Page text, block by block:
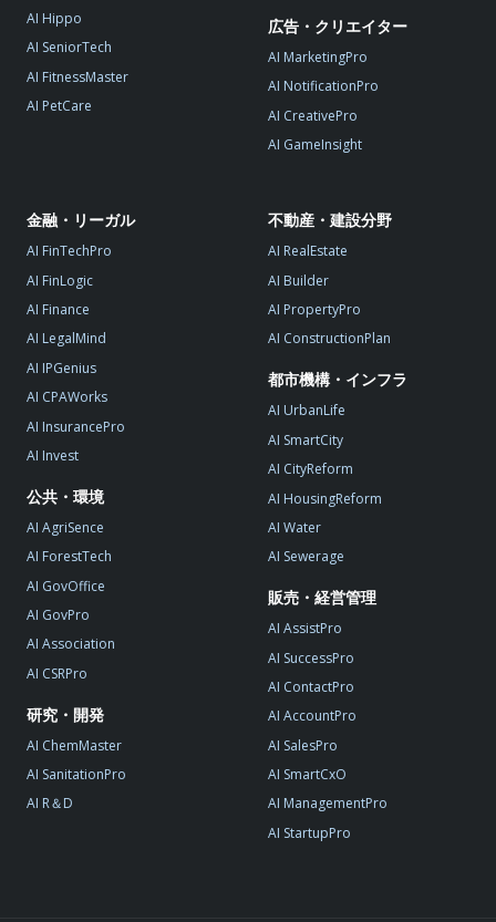
AI Hippo
AI SeniorTech
AI FitnessMaster
AI PetCare
広告・クリエイター
AI MarketingPro
AI NotificationPro
AI CreativePro
AI GameInsight
金融・リーガル
AI FinTechPro
AI FinLogic
AI Finance
AI LegalMind
AI IPGenius
AI CPAWorks
AI InsurancePro
AI Invest
公共・環境
AI AgriSence
AI ForestTech
AI GovOffice
AI GovPro
AI Association
AI CSRPro
研究・開発
AI ChemMaster
AI SanitationPro
AI R＆D
不動産・建設分野
AI RealEstate
AI Builder
AI PropertyPro
AI ConstructionPlan
都市機構・インフラ
AI UrbanLife
AI SmartCity
AI CityReform
AI HousingReform
AI Water
AI Sewerage
販売・経営管理
AI AssistPro
AI SuccessPro
AI ContactPro
AI AccountPro
AI SalesPro
AI SmartCxO
AI ManagementPro
AI StartupPro